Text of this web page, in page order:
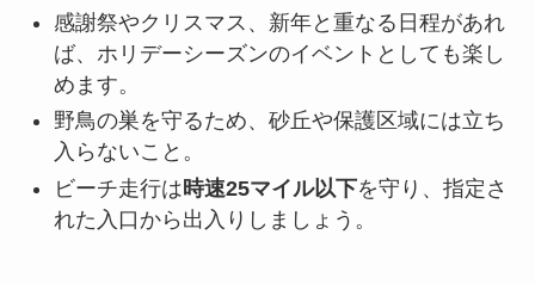
感謝祭やクリスマス、新年と重なる日程があれ
ば、ホリデーシーズンのイベントとしても楽し
めます。
野鳥の巣を守るため、砂丘や保護区域には立ち
入らないこと。
ビーチ走行は 時速25マイル以下を守り、指定さ
れた入口から出入りしましょう。